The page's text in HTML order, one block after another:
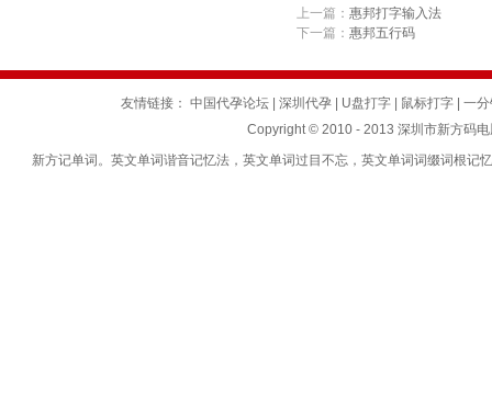
上一篇： 惠邦打字输入法
下一篇： 惠邦五行码
友情链接： 中国代孕论坛 深圳代孕 U盘打字 鼠标打字
一
Copyright © 2010 - 2013 深圳市新方码
新方记单词。英文单词谐音记忆法，英文单词过目不忘，英文单词词缀词根